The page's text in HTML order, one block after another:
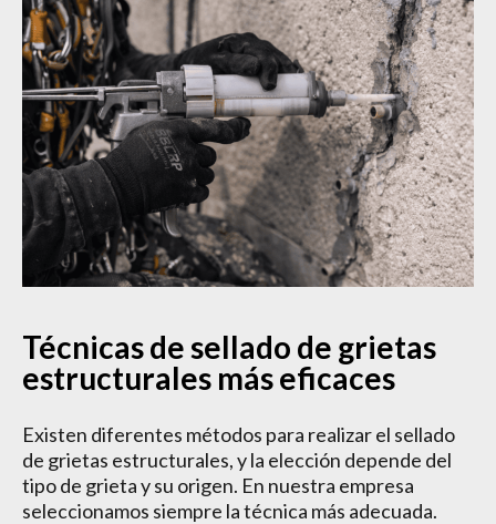
Técnicas de sellado de grietas
estructurales más eficaces
Existen diferentes métodos para realizar el sellado
de grietas estructurales, y la elección depende del
tipo de grieta y su origen. En nuestra empresa
seleccionamos siempre la técnica más adecuada.